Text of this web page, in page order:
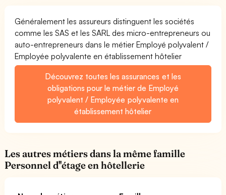
Généralement les assureurs distinguent les sociétés
comme les SAS et les SARL des micro-entrepreneurs ou
auto-entrepreneurs dans le métier Employé polyvalent /
Employée polyvalente en établissement hôtelier
Découvrez toutes les assurances et les
obligations pour le métier de Employé
polyvalent / Employée polyvalente en
établissement hôtelier
Les autres métiers dans la même famille
Personnel d''étage en hôtellerie